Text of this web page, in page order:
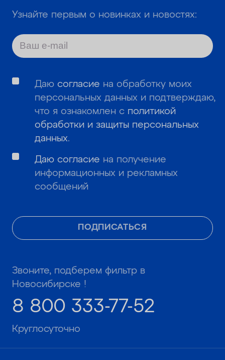
Узнайте первым о новинках и новостях:
ПОДПИСАТЬСЯ
Даю согласие на обработку моих
персональных данных и подтверждаю,
что я ознакомлен с политикой
обработки и защиты персональных
данных.
Даю согласие на получение
информационных и рекламных
сообщений
Звоните, подберем фильтр в
Новосибирске !
8 800 333-77-52
Круглосуточно